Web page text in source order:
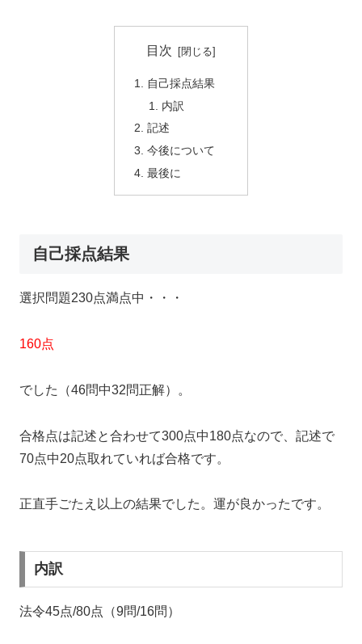
目次
自己採点結果
内訳
記述
今後について
最後に
自己採点結果
選択問題230点満点中・・・
160点
でした（46問中32問正解）。
合格点は記述と合わせて300点中180点なので、記述で
70点中20点取れていれば合格です。
正直手ごたえ以上の結果でした。運が良かったです。
内訳
法令45点/80点（9問/16問）